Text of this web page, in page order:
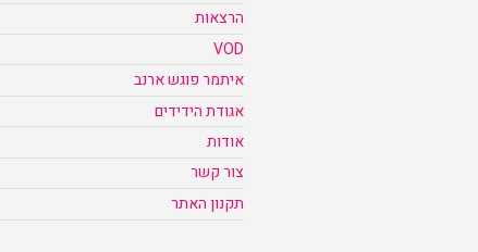
הרצאות
VOD
איתמר פוגש ארנב
אגודת הידידים
אודות
צור קשר
תקנון האתר